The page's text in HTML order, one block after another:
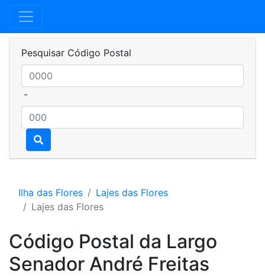
Pesquisar Código Postal
-
Ilha das Flores
Lajes das Flores
Lajes das Flores
Código Postal da Largo
Senador André Freitas